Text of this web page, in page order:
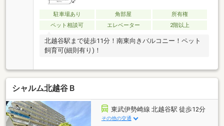
駐車場あり 角部屋
所有権
ペット相談可
エレベーター 2階以上
北越谷駅まで徒歩11分！南東向きバルコニー！ペット
飼育可(細則有り)！
シャルム北越谷Ｂ
東武伊勢崎線 北越谷駅 徒歩12分
その他の交通